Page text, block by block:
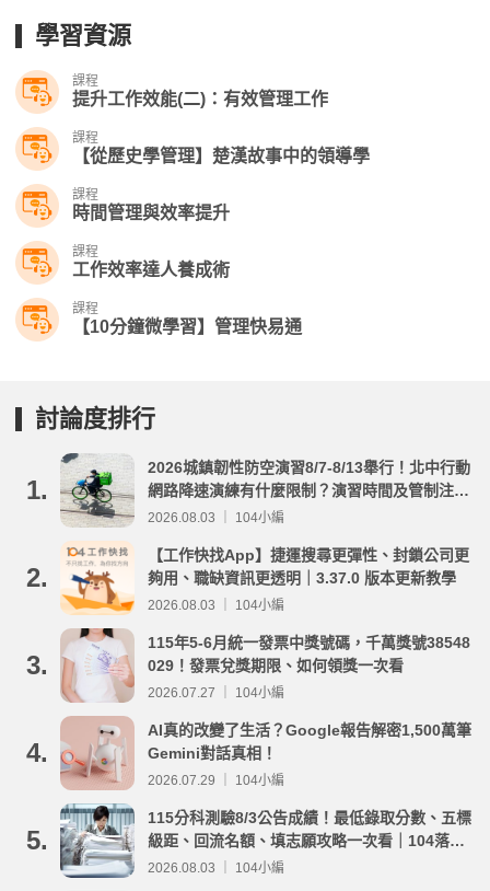
學習資源
課程
提升工作效能(二)：有效管理工作
課程
【從歷史學管理】楚漢故事中的領導學
課程
時間管理與效率提升
課程
工作效率達人養成術
課程
【10分鐘微學習】管理快易通
討論度排行
1.
2026城鎮韌性防空演習8/7-8/13舉行！北中行動
網路降速演練有什麼限制？演習時間及管制注意
事項整理
2026.08.03 ｜ 104小編
2.
【工作快找App】捷運搜尋更彈性、封鎖公司更
夠用、職缺資訊更透明｜3.37.0 版本更新教學
2026.08.03 ｜ 104小編
3.
115年5-6月統一發票中獎號碼，千萬獎號38548
029！發票兌獎期限、如何領獎一次看
2026.07.27 ｜ 104小編
4.
AI真的改變了生活？Google報告解密1,500萬筆
Gemini對話真相！
2026.07.29 ｜ 104小編
5.
115分科測驗8/3公告成績！最低錄取分數、五標
級距、回流名額、填志願攻略一次看｜104落點
分析
2026.08.03 ｜ 104小編